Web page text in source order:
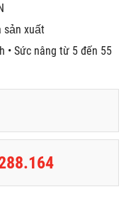
sản xuất
• Sức nâng từ 5 đến 55